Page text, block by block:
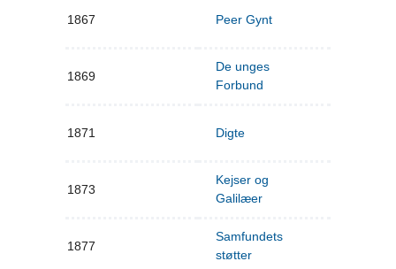
1867 Peer Gynt
1869
De unges
Forbund
1871 Digte
1873
Kejser og
Galilæer
1877
Samfundets
støtter